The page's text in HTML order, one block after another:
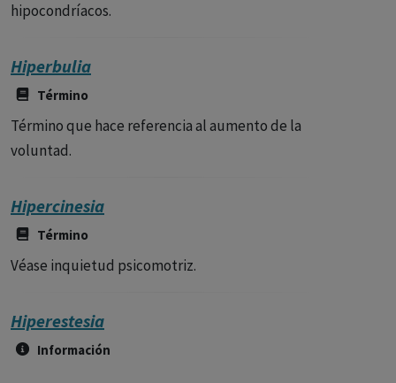
hipocondríacos.
Hiperbulia
Término
Término que hace referencia al aumento de la
voluntad.
Hipercinesia
Término
Véase inquietud psicomotriz.
Hiperestesia
Información